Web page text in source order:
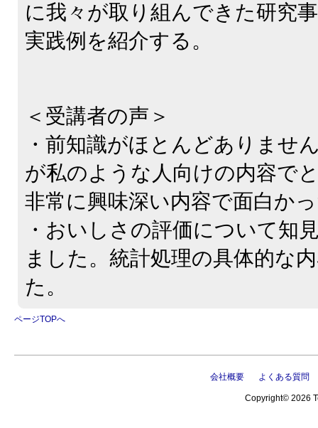
に我々が取り組んできた研究
実践例を紹介する。
＜受講者の声＞
・前知識がほとんどありませ
が私のような人向けの内容で
非常に興味深い内容で面白か
・おいしさの評価について知
ました。統計処理の具体的な
た。
ページTOPへ
会社概要 よくある質問
Copyright© 2026